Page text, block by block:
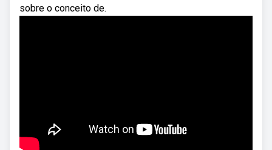
sobre o conceito de.